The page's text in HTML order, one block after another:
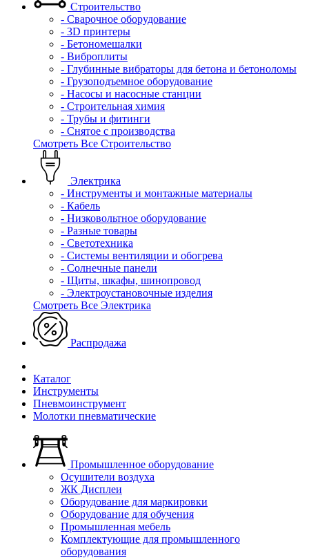
Строительство
- Сварочное оборудование
- 3D принтеры
- Бетономешалки
- Виброплиты
- Глубинные вибраторы для бетона и бетоноломы
- Грузоподъемное оборудование
- Насосы и насосные станции
- Строительная химия
- Трубы и фитинги
- Снятое с производства
Смотреть Все Строительство
Электрика
- Инструменты и монтажные материалы
- Кабель
- Низковольтное оборудование
- Разные товары
- Светотехника
- Системы вентиляции и обогрева
- Солнечные панели
- Щиты, шкафы, шинопровод
- Электроустановочные изделия
Смотреть Все Электрика
Распродажа
Каталог
Инструменты
Пневмоинструмент
Молотки пневматические
Промышленное оборудование
Осушители воздуха
ЖК Дисплеи
Оборудование для маркировки
Оборудование для обучения
Промышленная мебель
Комплектующие для промышленного
оборудования